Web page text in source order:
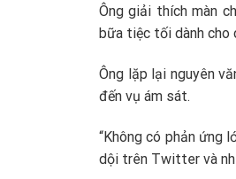
Ông giải thích màn
bữa tiệc tối dành cho
Ông lặp lại nguyên
đến vụ ám sát.
“Không có phản ứng
dội trên Twitter và